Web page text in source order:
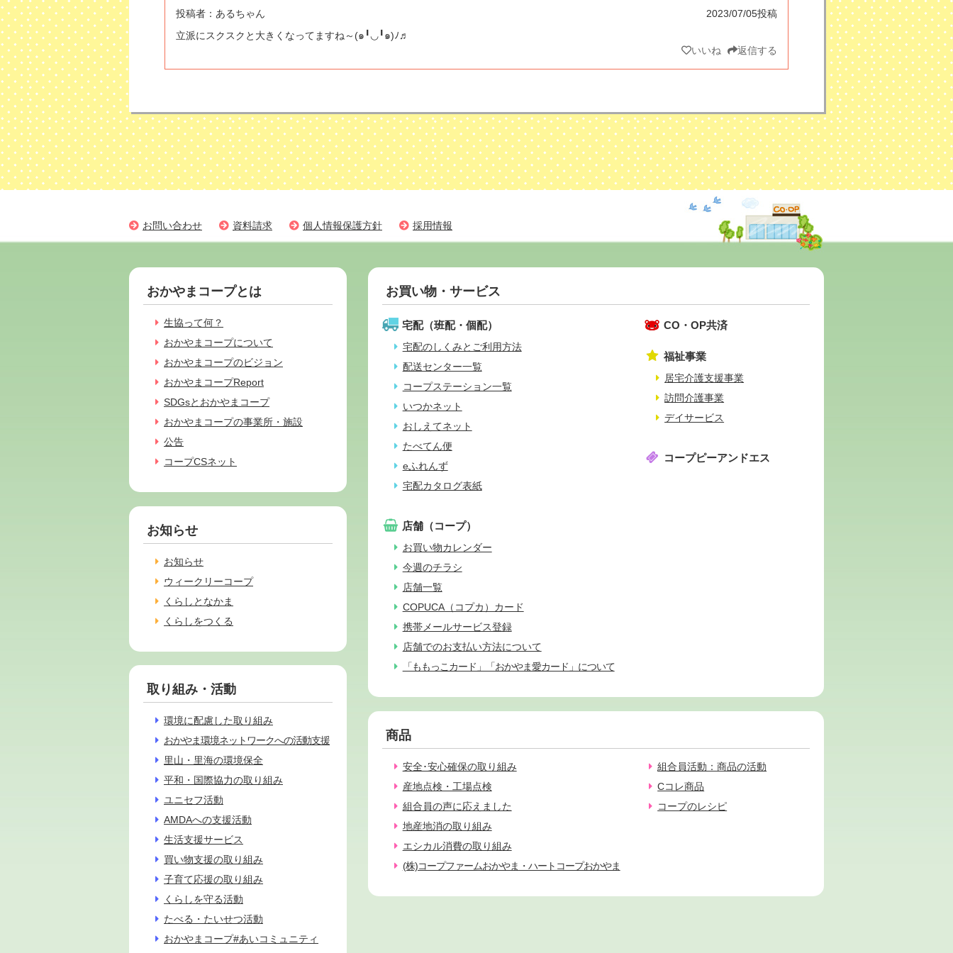
投稿者： あるちゃん
2023/07/05投稿
立派にスクスクと大きくなってますね～⁠(⁠๑⁠╹⁠◡⁠╹⁠๑⁠)⁠ﾉ⁠♬
いいね
返信する
お問い合わせ 資料請求 個人情報保護方針 採用情報
おかやまコープとは
生協って何？
おかやまコープについて
おかやまコープのビジョン
おかやまコープReport
SDGsとおかやまコープ
おかやまコープの事業所・施設
公告
コープCSネット
お知らせ
お知らせ
ウィークリーコープ
くらしとなかま
くらしをつくる
お買い物・サービス
宅配（班配・個配）
宅配のしくみとご利用方法
配送センター一覧
コープステーション一覧
いつかネット
おしえてネット
たべてん便
eふれんず
宅配カタログ表紙
店舗（コープ）
お買い物カレンダー
今週のチラシ
店舗一覧
COPUCA（コプカ）カード
携帯メールサービス登録
店舗でのお支払い方法について
「ももっこカード」「おかやま愛カード」について
CO・OP共済
福祉事業
居宅介護支援事業
訪問介護事業
デイサービス
コープピーアンドエス
商品
安全･安心確保の取り組み
産地点検・工場点検
組合員の声に応えました
地産地消の取り組み
エシカル消費の取り組み
(株)コープファームおかやま・ハートコープおかやま
組合員活動：商品の活動
Cコレ商品
コープのレシピ
取り組み・活動
環境に配慮した取り組み
おかやま環境ネットワークへの活動支援
里山・里海の環境保全
平和・国際協力の取り組み
ユニセフ活動
AMDAへの支援活動
生活支援サービス
買い物支援の取り組み
子育て応援の取り組み
くらしを守る活動
たべる・たいせつ活動
おかやまコープ#あいコミュニティ